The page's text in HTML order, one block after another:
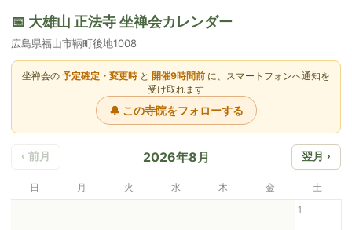
📅 大雄山 正法寺 坐禅会カレンダー
広島県福山市鞆町後地1008
坐禅会の 予定確定・変更時と 開催9時間前 に、スマートフォンへ通知を
受け取れます
🔔 この寺院をフォローする
‹ 前月 2026年8月 翌月 ›
日 月 火 水 木 金 土
1